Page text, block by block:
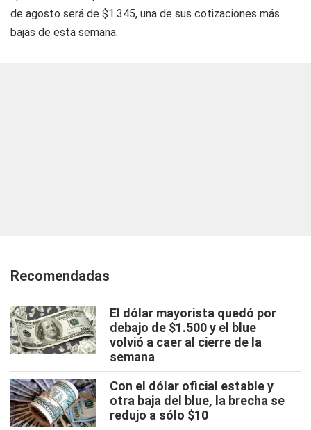
de agosto será de $1.345, una de sus cotizaciones más
bajas de esta semana.
Recomendadas
El dólar mayorista quedó por
debajo de $1.500 y el blue
volvió a caer al cierre de la
semana
Con el dólar oficial estable y
otra baja del blue, la brecha se
redujo a sólo $10